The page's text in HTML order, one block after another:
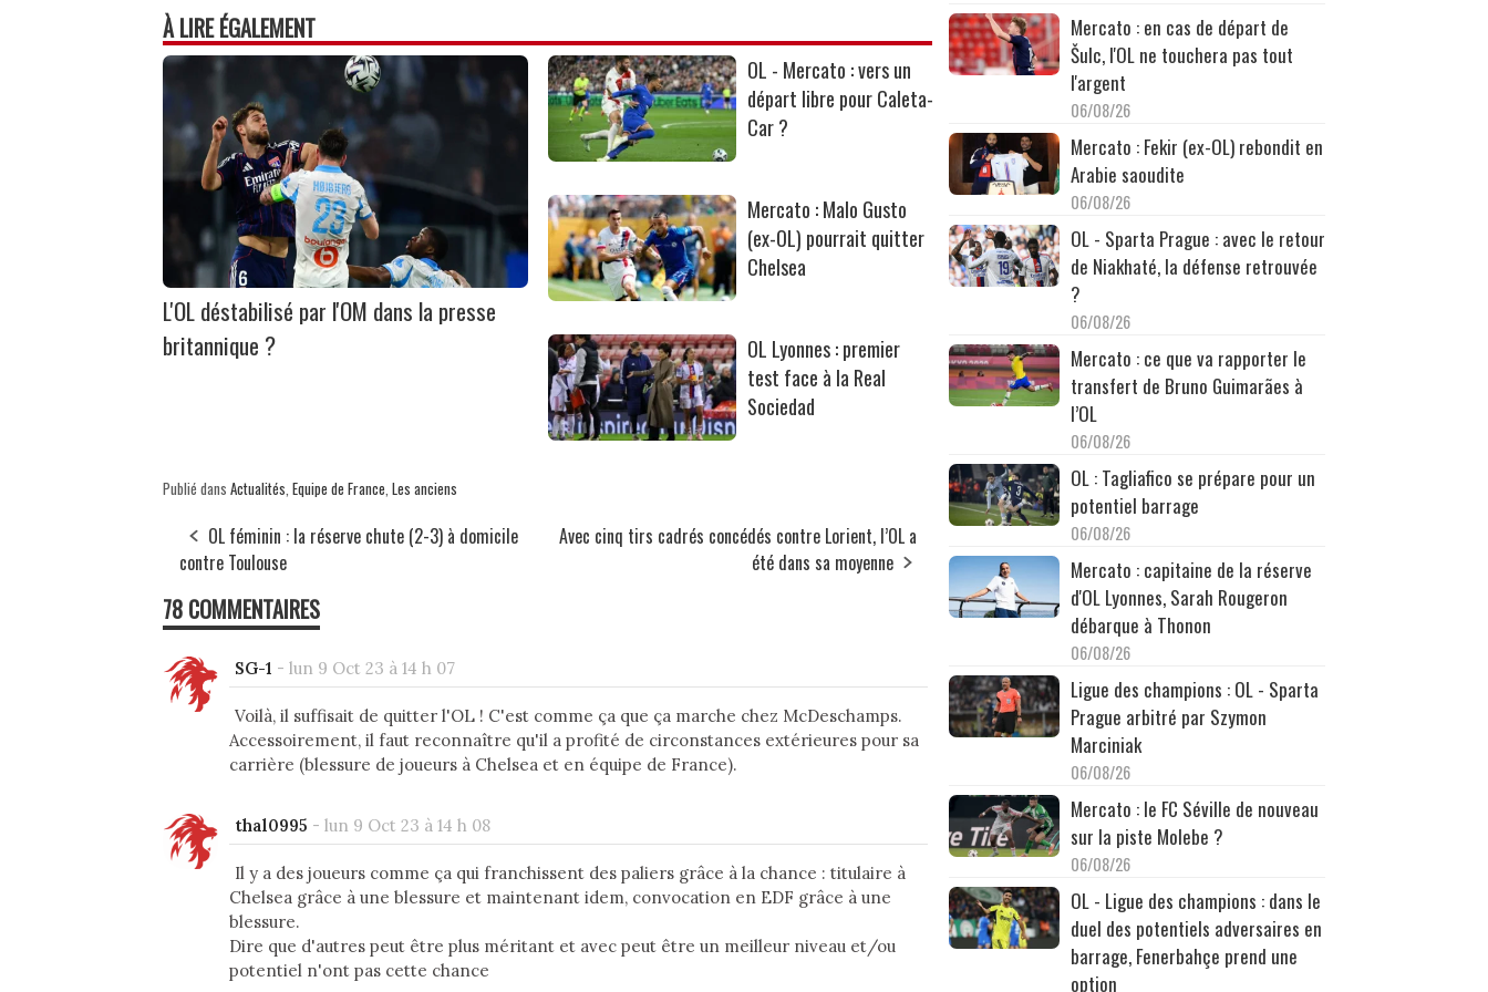
À LIRE ÉGALEMENT
L'OL déstabilisé par l'OM dans la presse
britannique ?
OL - Mercato : vers un
départ libre pour Caleta-
Car ?
Mercato : Malo Gusto
(ex-OL) pourrait quitter
Chelsea
OL Lyonnes : premier
test face à la Real
Sociedad
Publié dans Actualités, Equipe de France, Les anciens
OL féminin : la réserve chute (2-3) à domicile
contre Toulouse
Avec cinq tirs cadrés concédés contre Lorient, l’OL a
été dans sa moyenne
78 COMMENTAIRES
SG-1 - lun 9 Oct 23 à 14 h 07
Voilà, il suffisait de quitter l'OL ! C'est comme ça que ça marche chez McDeschamps.
Accessoirement, il faut reconnaître qu'il a profité de circonstances extérieures pour sa
carrière (blessure de joueurs à Chelsea et en équipe de France).
thal0995 - lun 9 Oct 23 à 14 h 08
Il y a des joueurs comme ça qui franchissent des paliers grâce à la chance : titulaire à
Chelsea grâce à une blessure et maintenant idem, convocation en EDF grâce à une
blessure.
Dire que d'autres peut être plus méritant et avec peut être un meilleur niveau et/ou
potentiel n'ont pas cette chance
Mercato : en cas de départ de
Šulc, l'OL ne touchera pas tout
l'argent
06/08/26
Mercato : Fekir (ex-OL) rebondit en
Arabie saoudite
06/08/26
OL - Sparta Prague : avec le retour
de Niakhaté, la défense retrouvée
?
06/08/26
Mercato : ce que va rapporter le
transfert de Bruno Guimarães à
l’OL
06/08/26
OL : Tagliafico se prépare pour un
potentiel barrage
06/08/26
Mercato : capitaine de la réserve
d'OL Lyonnes, Sarah Rougeron
débarque à Thonon
06/08/26
Ligue des champions : OL - Sparta
Prague arbitré par Szymon
Marciniak
06/08/26
Mercato : le FC Séville de nouveau
sur la piste Molebe ?
06/08/26
OL - Ligue des champions : dans le
duel des potentiels adversaires en
barrage, Fenerbahçe prend une
option